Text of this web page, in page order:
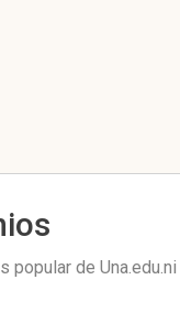
popular de Una.edu.ni